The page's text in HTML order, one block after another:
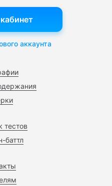
тестов
баттл
аккаунта